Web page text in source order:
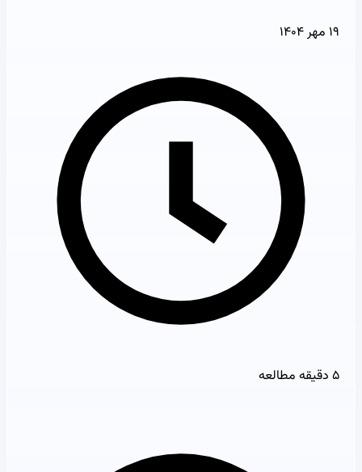
۱۹ مهر ۱۴۰۴
۵ دقیقه مطالعه